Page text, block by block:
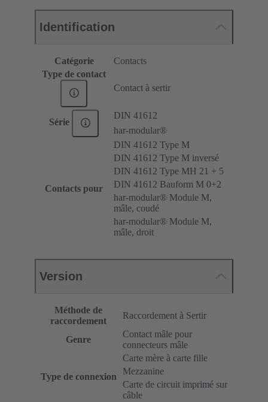
Identification
Catégorie
Contacts
Type de contact
Contact à sertir
Série
DIN 41612
har-modular®
Contacts pour
DIN 41612 Type M
DIN 41612 Type M inversé
DIN 41612 Type MH 21 + 5
DIN 41612 Bauform M 0+2
har-modular® Module M,
mâle, coudé
har-modular® Module M,
mâle, droit
Version
Méthode de
raccordement
Raccordement à Sertir
Genre
Contact mâle pour
connecteurs mâle
Type de connexion
Carte mère à carte fille
Mezzanine
Carte de circuit imprimé sur
câble